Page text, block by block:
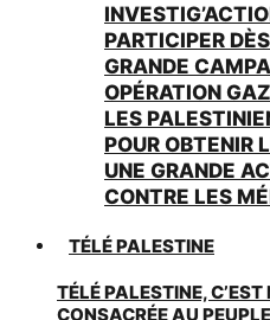
PARTICIPER
GRANDE
OPÉRATION
LES
POUR OBTENIR
UNE GRANDE
CONTRE LES
TÉLÉ PALESTINE
TÉLÉ PALESTINE,
CONSACRÉE AU